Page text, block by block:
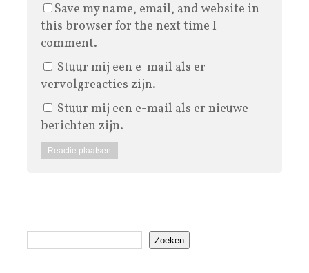
Save my name, email, and website in
this browser for the next time I
comment.
Stuur mij een e-mail als er
vervolgreacties zijn.
Stuur mij een e-mail als er nieuwe
berichten zijn.
Zoeken